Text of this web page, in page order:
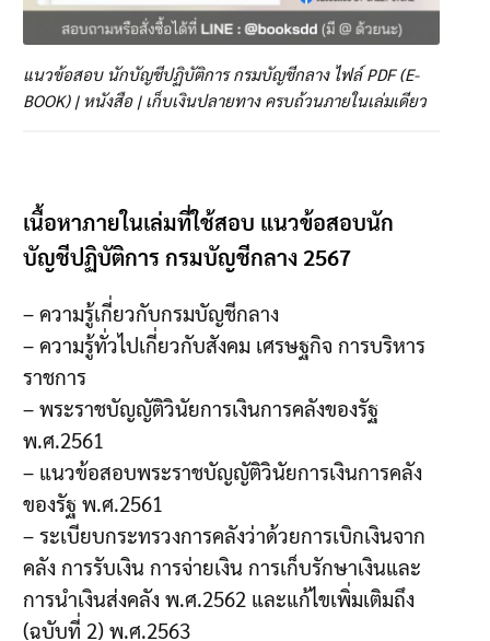
แนวข้อสอบ นักบัญชีปฏิบัติการ กรมบัญชีกลาง ไฟล์ PDF (E-
BOOK) | หนังสือ | เก็บเงินปลายทาง ครบถ้วนภายในเล่มเดียว
เนื้อหาภายในเล่มที่ใช้สอบ แนวข้อสอบนัก
บัญชีปฏิบัติการ กรมบัญชีกลาง 2567
– ความรู้เกี่ยวกับกรมบัญชีกลาง
– ความรู้ทั่วไปเกี่ยวกับสังคม เศรษฐกิจ การบริหาร
ราชการ
– พระราชบัญญัติวินัยการเงินการคลังของรัฐ
พ.ศ.2561
– แนวข้อสอบพระราชบัญญัติวินัยการเงินการคลัง
ของรัฐ พ.ศ.2561
– ระเบียบกระทรวงการคลังว่าด้วยการเบิกเงินจาก
คลัง การรับเงิน การจ่ายเงิน การเก็บรักษาเงินและ
การนำเงินส่งคลัง พ.ศ.2562 และแก้ไขเพิ่มเติมถึง
(ฉบับที่ 2) พ.ศ.2563